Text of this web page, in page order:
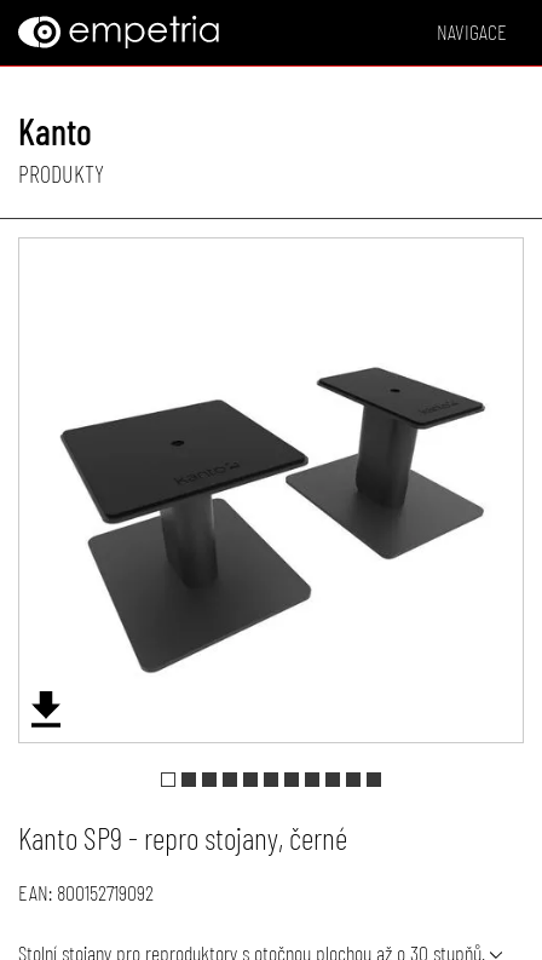
NAVIGACE
Kanto
PRODUKTY
Kanto SP9 - repro stojany, černé
EAN:800152719092
Stolní stojany pro reproduktory s otočnou plochou až o 30 stupňů.